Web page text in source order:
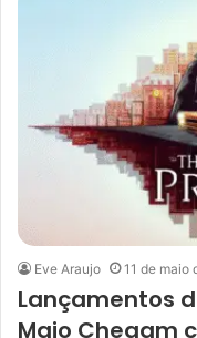
Eve Araujo 11 de maio
Lançamentos
Maio Chegam